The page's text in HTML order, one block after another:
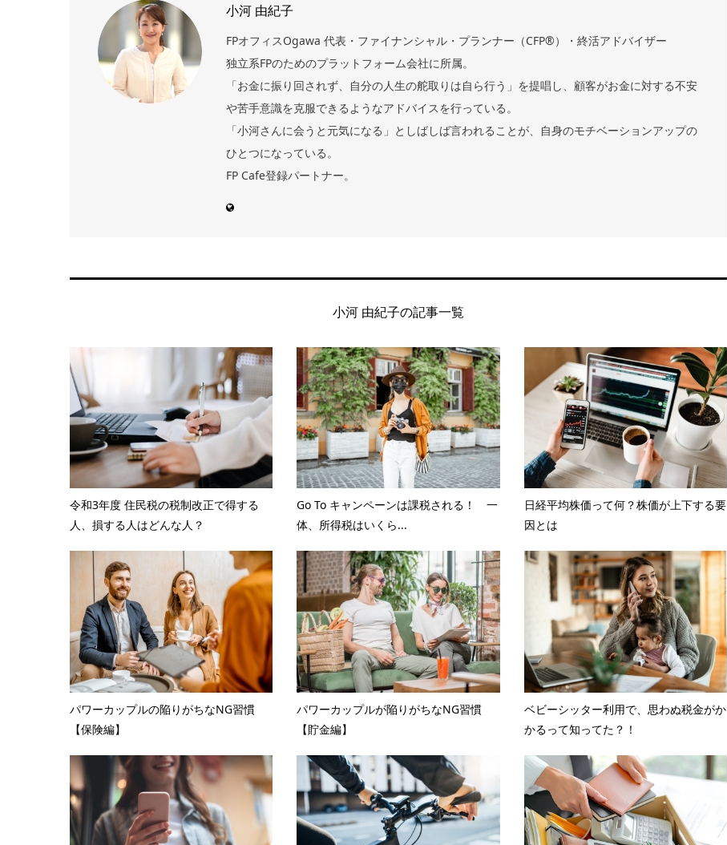
小河 由紀子
FPオフィスOgawa 代表・ファイナンシャル・プランナー（CFP®）・終活アドバイザー
独立系FPのためのプラットフォーム会社に所属。
「お金に振り回されず、自分の人生の舵取りは自ら行う」を提唱し、顧客がお金に対する不安
や苦手意識を克服できるようなアドバイスを行っている。
「小河さんに会うと元気になる」としばしば言われることが、自身のモチベーションアップの
ひとつになっている。
FP Cafe登録パートナー。
小河 由紀子の記事一覧
令和3年度 住民税の税制改正で得する
人、損する人はどんな人？
Go To キャンペーンは課税される！ 一
体、所得税はいくら...
日経平均株価って何？株価が上下する要
因とは
パワーカップルの陥りがちなNG習慣
【保険編】
パワーカップルが陥りがちなNG習慣
【貯金編】
ベビーシッター利用で、思わぬ税金がか
かるって知ってた？！